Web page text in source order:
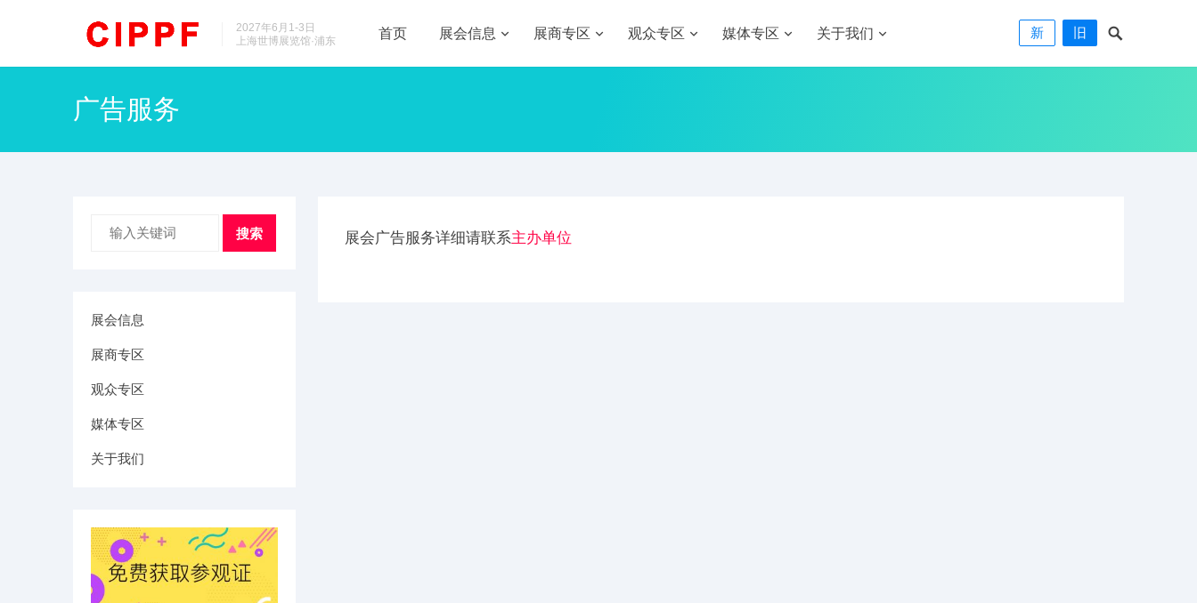
2027年6月1-3日
上海世博展览馆·浦东
首页 展会信息 展商专区 观众专区 媒体专区 关于我们 新 旧
广告服务
展会广告服务详细请联系主办单位
搜索
展会信息
展商专区
观众专区
媒体专区
关于我们